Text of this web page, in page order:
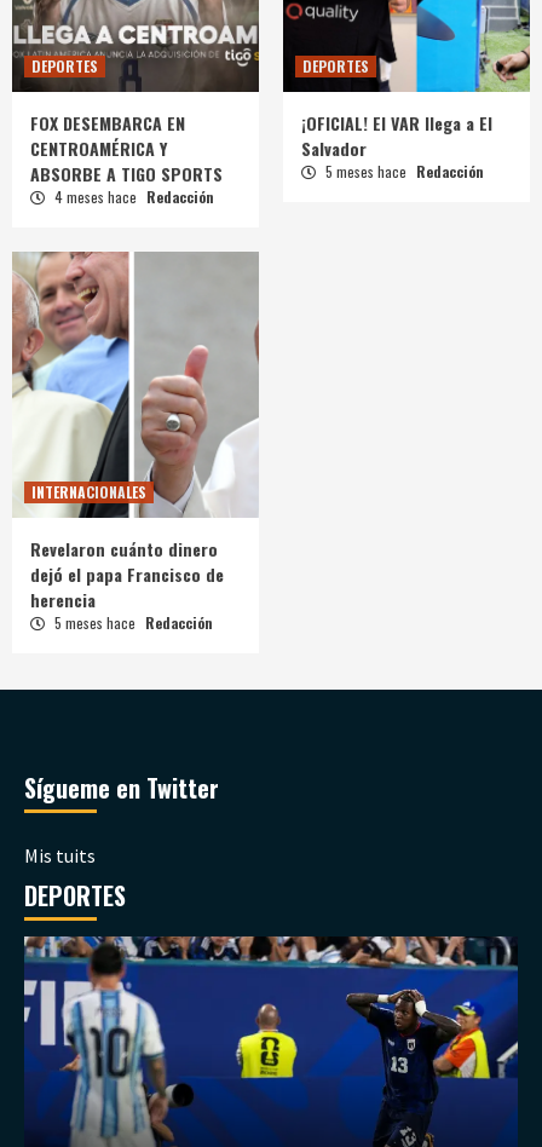
DEPORTES
FOX DESEMBARCA EN
CENTROAMÉRICA Y
ABSORBE A TIGO SPORTS
4 meses hace Redacción
DEPORTES
¡OFICIAL! El VAR llega a El
Salvador
5 meses hace Redacción
INTERNACIONALES
Revelaron cuánto dinero
dejó el papa Francisco de
herencia
5 meses hace Redacción
Sígueme en Twitter
Mis tuits
DEPORTES